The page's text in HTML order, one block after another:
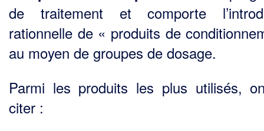
de traitement et comporte
rationnelle de « produits de
au moyen de groupes de dosage.
Parmi les produits les plus utilisés,
citer :